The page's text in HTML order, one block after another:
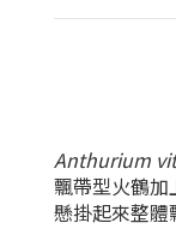
Anthurium
飄帶型火鶴
懸掛起來整體